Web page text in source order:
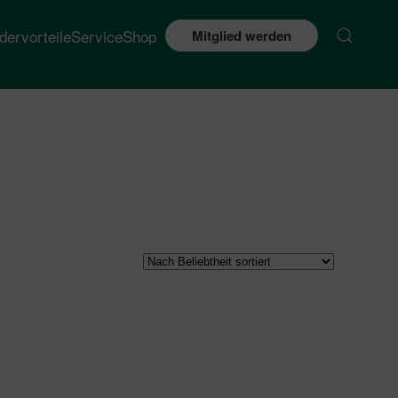
ServiceShop Mitglied werden